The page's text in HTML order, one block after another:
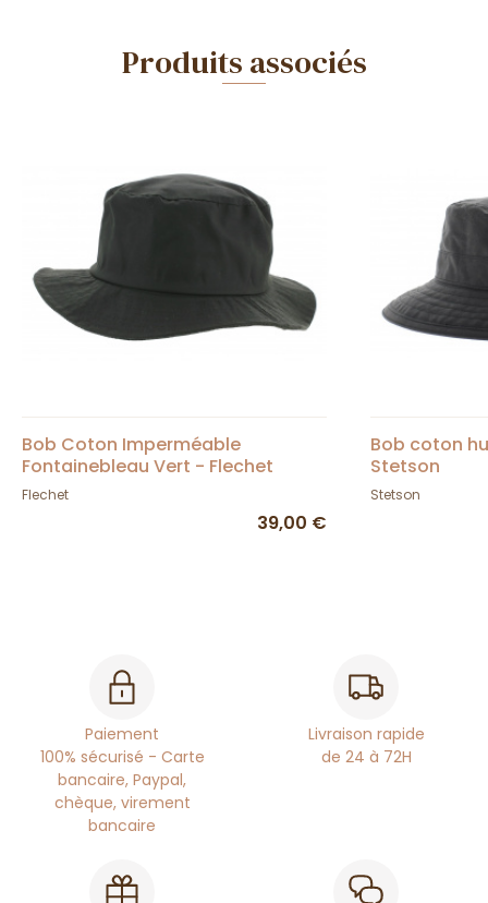
Produits associés
Bob Coton Imperméable
Fontainebleau Vert - Flechet
Flechet
39,00 €
Bob coton
Stetson
Stetson
Paiement
100% sécurisé - Carte
bancaire, Paypal,
chèque, virement
bancaire
Livraison rapide
de 24 à 72H